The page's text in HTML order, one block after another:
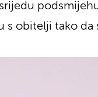
obitelji tako da